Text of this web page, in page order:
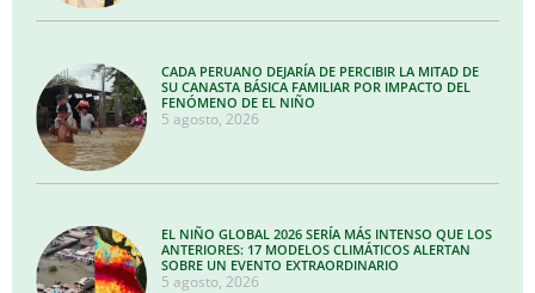
CADA PERUANO DEJARÍA DE PERCIBIR LA MITAD DE
SU CANASTA BÁSICA FAMILIAR POR IMPACTO DEL
FENÓMENO DE EL NIÑO
5 agosto, 2026
EL NIÑO GLOBAL 2026 SERÍA MÁS INTENSO QUE LOS
ANTERIORES: 17 MODELOS CLIMÁTICOS ALERTAN
SOBRE UN EVENTO EXTRAORDINARIO
5 agosto, 2026